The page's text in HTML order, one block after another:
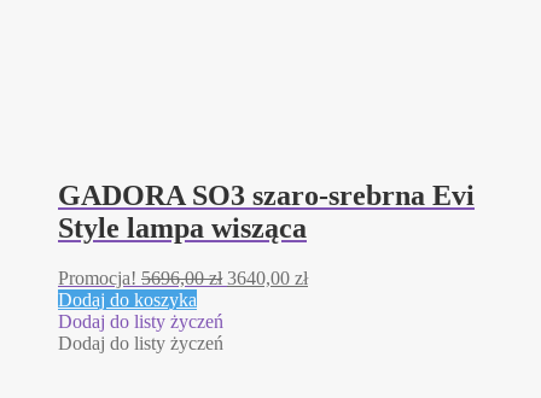
GADORA SO3 szaro-srebrna Evi
Style lampa wisząca
Promocja! 5696,00zł Pierwotna
3640,00 złAktualna
Dodaj do koszyka
Dodaj do listy życzeń
Dodaj do listy życzeń